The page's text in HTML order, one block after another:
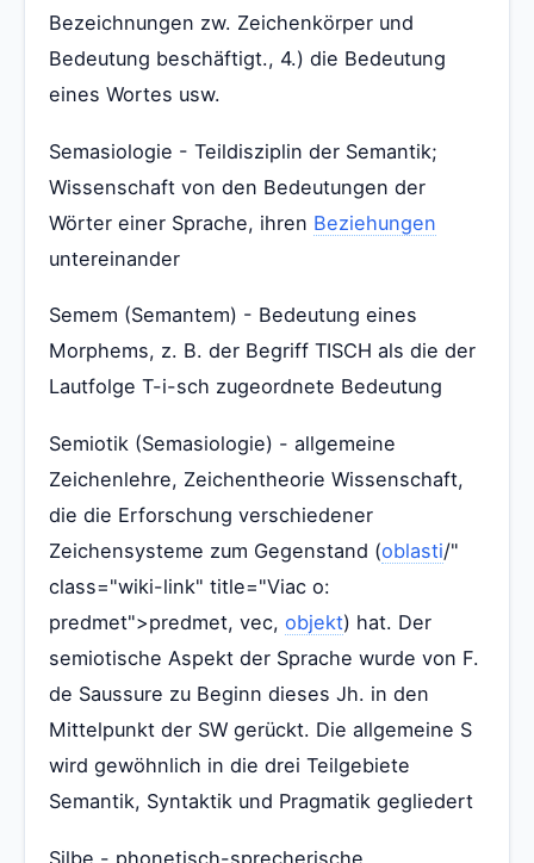
Bezeichnungen zw. Zeichenkörper und
Bedeutung beschäftigt., 4.) die Bedeutung
eines Wortes usw.
Semasiologie - Teildisziplin der Semantik;
Wissenschaft von den Bedeutungen der
Wörter einer Sprache, ihren Beziehungen
untereinander
Semem (Semantem) - Bedeutung eines
Morphems, z. B. der Begriff TISCH als die der
Lautfolge T-i-sch zugeordnete Bedeutung
Semiotik (Semasiologie) - allgemeine
Zeichenlehre, Zeichentheorie Wissenschaft,
die die Erforschung verschiedener
Zeichensysteme zum Gegenstand (oblasti/"
class="wiki-link" title="Viac o:
predmet">predmet, vec, objekt) hat. Der
semiotische Aspekt der Sprache wurde von F.
de Saussure zu Beginn dieses Jh. in den
Mittelpunkt der SW gerückt. Die allgemeine S
wird gewöhnlich in die drei Teilgebiete
Semantik, Syntaktik und Pragmatik gegliedert